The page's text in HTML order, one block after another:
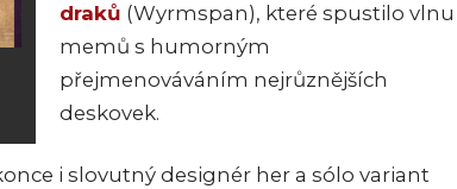
draků (Wyrmspan), které spustilo vlnu
memů s humorným
přejmenováváním nejrůznějších
deskovek.
i slovutný designér her a sólo variant